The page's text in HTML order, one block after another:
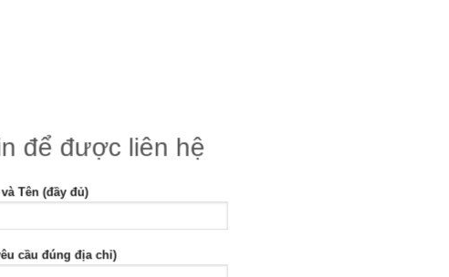
để được liên hệ
và Tên (đầy đủ)
cầu đúng địa chỉ)